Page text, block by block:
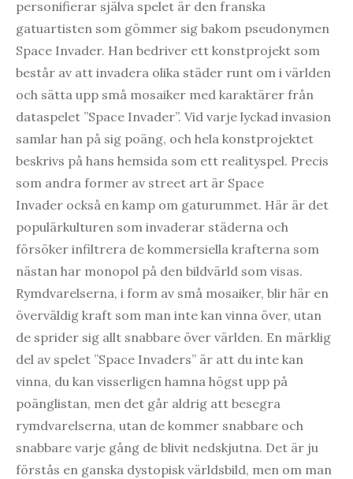
personifierar själva spelet är den franska
gatuartisten som gömmer sig bakom pseudonymen
Space Invader. Han bedriver ett konstprojekt som
består av att invadera olika städer runt om i världen
och sätta upp små mosaiker med karaktärer från
dataspelet ”Space Invader”. Vid varje lyckad invasion
samlar han på sig poäng, och hela konstprojektet
beskrivs på hans hemsida som ett realityspel. Precis
som andra former av street art är Space
Invader också en kamp om gaturummet. Här är det
populärkulturen som invaderar städerna och
försöker infiltrera de kommersiella krafterna som
nästan har monopol på den bildvärld som visas.
Rymdvarelserna, i form av små mosaiker, blir här en
överväldig kraft som man inte kan vinna över, utan
de sprider sig allt snabbare över världen. En märklig
del av spelet ”Space Invaders” är att du inte kan
vinna, du kan visserligen hamna högst upp på
poänglistan, men det går aldrig att besegra
rymdvarelserna, utan de kommer snabbare och
snabbare varje gång de blivit nedskjutna. Det är ju
förstås en ganska dystopisk världsbild, men om man